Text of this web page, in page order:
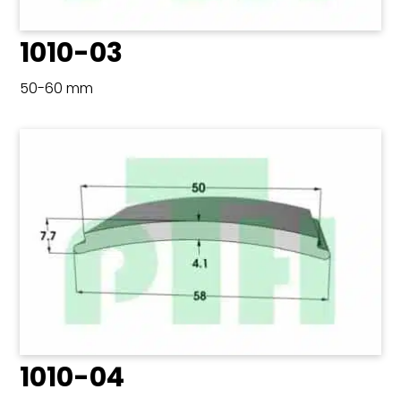
1010-03
50-60 mm
1010-04